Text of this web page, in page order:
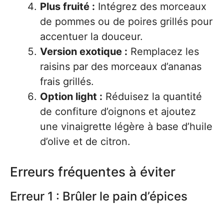
Plus fruité : Intégrez des morceaux
de pommes ou de poires grillés pour
accentuer la douceur.
Version exotique : Remplacez les
raisins par des morceaux d’ananas
frais grillés.
Option light : Réduisez la quantité
de confiture d’oignons et ajoutez
une vinaigrette légère à base d’huile
d’olive et de citron.
Erreurs fréquentes à éviter
Erreur 1 : Brûler le pain d’épices